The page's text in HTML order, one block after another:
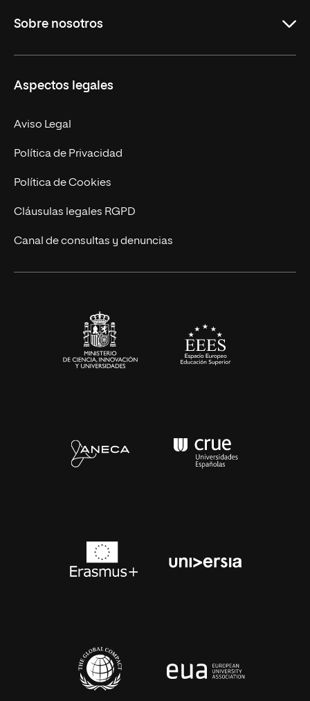
Derecho
Ciencias de la Seguridad
Empresa
MBA
Marketing y Comunicación
Ingeniería
Diseño
Ciencias de la Salud
Sobre nosotros
Nuestro Equipo
Contacto
Aspectos legales
Aviso Legal
Política de Privacidad
Política de Cookies
Cláusulas legales RGPD
Canal de consultas y denuncias